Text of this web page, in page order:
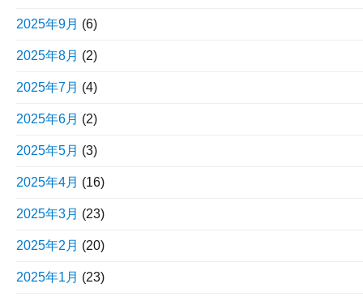
2025年9月 (6)
2025年8月 (2)
2025年7月 (4)
2025年6月 (2)
2025年5月 (3)
2025年4月 (16)
2025年3月 (23)
2025年2月 (20)
2025年1月 (23)